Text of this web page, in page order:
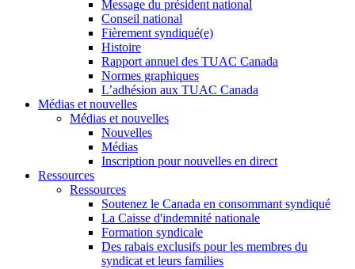
Message du président national
Conseil national
Fièrement syndiqué(e)
Histoire
Rapport annuel des TUAC Canada
Normes graphiques
L’adhésion aux TUAC Canada
Médias et nouvelles
Médias et nouvelles
Nouvelles
Médias
Inscription pour nouvelles en direct
Ressources
Ressources
Soutenez le Canada en consommant syndiqué
La Caisse d'indemnité nationale
Formation syndicale
Des rabais exclusifs pour les membres du
syndicat et leurs families